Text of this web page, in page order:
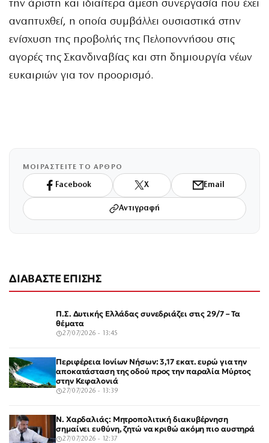
την άριστη και ιδιαίτερα άμεση συνεργασία που έχει
αναπτυχθεί, η οποία συμβάλλει ουσιαστικά στην
ενίσχυση της προβολής της Πελοποννήσου στις
αγορές της Σκανδιναβίας και στη δημιουργία νέων
ευκαιριών για τον προορισμό.
ΜΟΙΡΑΣΤΕΙΤΕ ΤΟ ΑΡΘΡΟ
Facebook X Email
Αντιγραφή
ΔΙΑΒΑΣΤΕ ΕΠΙΣΗΣ
Π.Σ. Δυτικής Ελλάδας συνεδριάζει στις 29/7 – Τα
θέματα
27/07/2026 - 13:45
Περιφέρεια Ιονίων Νήσων: 3,17 εκατ. ευρώ για την
αποκατάσταση της οδού προς την παραλία Μύρτος
στην Κεφαλονιά
27/07/2026 - 13:39
Ν. Χαρδαλιάς: Μητροπολιτική διακυβέρνηση
σημαίνει ευθύνη, ζητώ να κριθώ ακόμη πιο αυστηρά
27/07/2026 - 12:37